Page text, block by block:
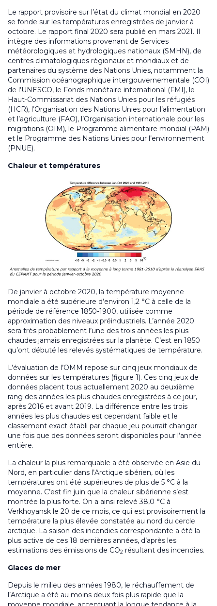
Le rapport provisoire sur l’état du climat mondial en 2020
se fonde sur les températures enregistrées de janvier à
octobre. Le rapport final 2020 sera publié en mars 2021. Il
intègre des informations provenant de Services
météorologiques et hydrologiques nationaux (SMHN), de
centres climatologiques régionaux et mondiaux et de
partenaires du système des Nations Unies, notamment la
Commission océanographique intergouvernementale (COI)
de l’UNESCO, le Fonds monétaire international (FMI), le
Haut-Commissariat des Nations Unies pour les réfugiés
(HCR), l’Organisation des Nations Unies pour l’alimentation
et l’agriculture (FAO), l’Organisation internationale pour les
migrations (OIM), le Programme alimentaire mondial (PAM)
et le Programme des Nations Unies pour l’environnement
(PNUE).
Chaleur et températures
De janvier à octobre 2020, la température moyenne
mondiale a été supérieure d’environ 1,2 °C à celle de la
période de référence 1850-1900, utilisée comme
approximation des niveaux préindustriels. L’année 2020
sera très probablement l’une des trois années les plus
chaudes jamais enregistrées sur la planète. C’est en 1850
qu’ont débuté les relevés systématiques de température.
L’évaluation de l’OMM repose sur cinq jeux mondiaux de
données sur les températures (figure 1). Ces cinq jeux de
données placent tous actuellement 2020 au deuxième
rang des années les plus chaudes enregistrées à ce jour,
après 2016 et avant 2019. La différence entre les trois
années les plus chaudes est cependant faible et le
classement exact établi par chaque jeu pourrait changer
une fois que des données seront disponibles pour l’année
entière.
La chaleur la plus remarquable a été observée en Asie du
Nord, en particulier dans l’Arctique sibérien, où les
températures ont été supérieures de plus de 5 °C à la
moyenne. C’est fin juin que la chaleur sibérienne s’est
montrée la plus forte. On a ainsi relevé 38,0 °C à
Verkhoyansk le 20 de ce mois, ce qui est provisoirement la
température la plus élevée constatée au nord du cercle
arctique. La saison des incendies correspondante a été la
plus active de ces 18 dernières années, d’après les
estimations des émissions de CO2 résultant des incendies.
Glaces de mer
Depuis le milieu des années 1980, le réchauffement de
l’Arctique a été au moins deux fois plus rapide que la